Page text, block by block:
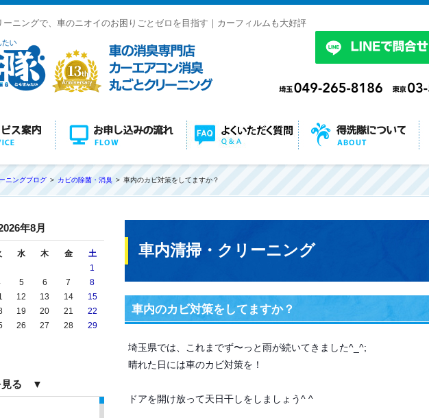
ーニングで、車のニオイのお困りごとゼロを目指す｜カーフィルムも大好評
ニングブログ カビの除菌・消臭 車内のカビ対策をしてますか？
車内清掃・クリーニング
車内のカビ対策をしてますか？
埼玉県では、これまでず〜っと雨が続いてきました^_^;
晴れた日には車のカビ対策を！
ドアを開け放って天日干しをしましょう^ ^
年8月
水 木 金 土
1
5 6 7
8
12 13 14
15
19 20 21
22
26 27 28
29
見る ▼